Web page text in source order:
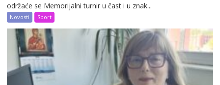
održaće se Memorijalni turnir u čast i u znak...
Novosti Sport